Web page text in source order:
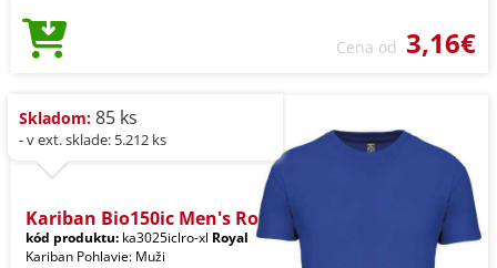
Cena od 3,16€
Skladom: 85 ks
- v ext. sklade: 5.212 ks
Kariban Bio150ic Men's Ro
kód produktu: ka3025iclro-xl Royal
Kariban Pohlavie: Muži